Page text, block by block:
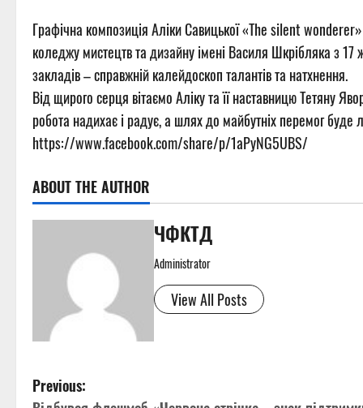
Графічна композиція Аліки Савицької «The silent
коледжу мистецтв та дизайну імені Василя Шкрібляка з 17
закладів – справжній калейдоскоп талантів та натхнення.
Від щирого серця вітаємо Аліку та її наставницю Тетяну
робота надихає і радує, а шлях до майбутніх перемог
https://www.facebook.com/share/p/1aPyNG5UBS/
ABOUT THE AUTHOR
ЧФКТД
Administrator
View All Posts
P
Previous: